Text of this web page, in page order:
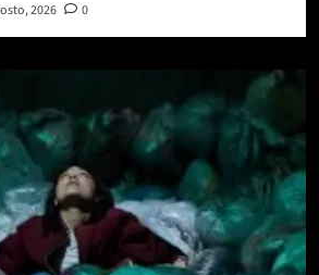
2026 0